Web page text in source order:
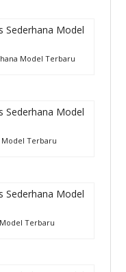
Model Terbaru
Model Terbaru
Terbaru